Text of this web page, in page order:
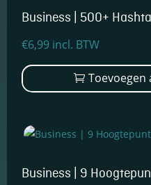
Business | 500+
€6,99 incl. BTW
Toevoegen
Business | 9
zo de ervaring
te verbeteren
en
personaliseren.
cookies in
Deze
helpen ons
te begrijpen